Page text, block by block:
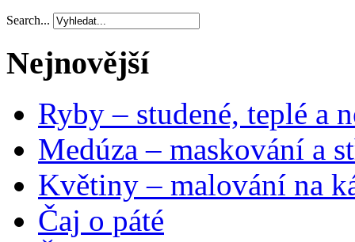
Search...
Nejnovější
Ryby – studené, teplé a
Medúza – maskování a
Květiny – malování na
Čaj o páté